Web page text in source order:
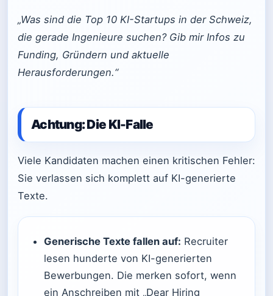
„Was sind die Top 10 KI-Startups in der Schweiz,
die gerade Ingenieure suchen? Gib mir Infos zu
Funding, Gründern und aktuelle
Herausforderungen.“
Achtung: Die KI-Falle
Viele Kandidaten machen einen kritischen Fehler:
Sie verlassen sich komplett auf KI-generierte
Texte.
Generische Texte fallen auf: Recruiter
lesen hunderte von KI-generierten
Bewerbungen. Die merken sofort, wenn
ein Anschreiben mit „Dear Hiring